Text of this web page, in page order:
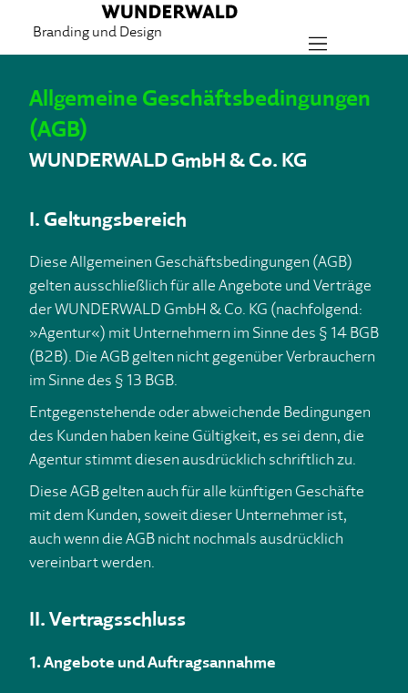
Branding und Design
Allgemeine Geschäftsbedingungen
(AGB)
WUNDERWALD GmbH & Co. KG
I. Geltungsbereich
Diese Allgemeinen Geschäftsbedingungen (AGB)
gelten ausschließlich für alle Angebote und Verträge
der WUNDERWALD GmbH & Co. KG (nachfolgend:
»Agentur«) mit Unternehmern im Sinne des § 14 BGB
(B2B). Die AGB gelten nicht gegenüber Verbrauchern
im Sinne des § 13 BGB.
Entgegenstehende oder abweichende Bedingungen
des Kunden haben keine Gültigkeit, es sei denn, die
Agentur stimmt diesen ausdrücklich schriftlich zu.
Diese AGB gelten auch für alle künftigen Geschäfte
mit dem Kunden, soweit dieser Unternehmer ist,
auch wenn die AGB nicht nochmals ausdrücklich
vereinbart werden.
II. Vertragsschluss
1. Angebote und Auftragsannahme